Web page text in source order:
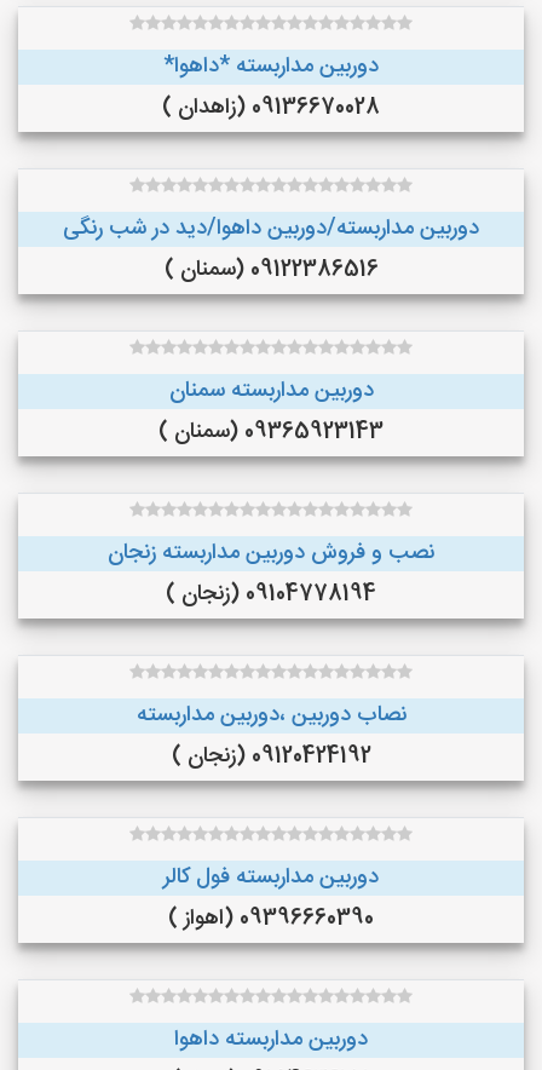
دوربین مداربسته *داهوا*
09136670028 (زاهدان )
دوربین مداربسته/دوربین داهوا/دید در شب رنگی
09122386516 (سمنان )
دوربین مداربسته سمنان
09365923143 (سمنان )
نصب و فروش دوربین مداربسته زنجان
09104778194 (زنجان )
نصاب دوربین ،دوربین مداربسته
09120424192 (زنجان )
دوربین مداربسته فول کالر
09396660390 (اهواز )
دوربین مداربسته داهوا